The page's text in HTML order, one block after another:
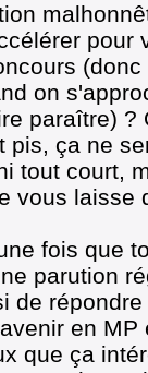
pour
on
paraître)
pis, ça ne
tout court,
vous laisse
fois que
parution
de
en
que ça